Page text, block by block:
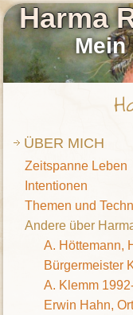
Harma
Mein
ÜBER MICH
Zeitspanne Leben
Intentionen
Themen und
Andere über
A. Höttemann,
Bürgermeister
A. Klemm
Erwin Hahn,